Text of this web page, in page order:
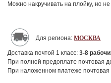
Можно накручивать на плойку, но
Для региона: МОСКВА
Доставка почтой 1 класс: 3-8
При полной предоплате почтовая
При наложенном платеже почтовая